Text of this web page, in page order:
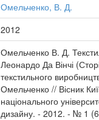
Омельченко, В. Д.
2012
Омельченко В. Д.
Леонардо Да Вінчі
текстильного
Омельченко // Вісник
національного
дизайну. - 2012. - № 1